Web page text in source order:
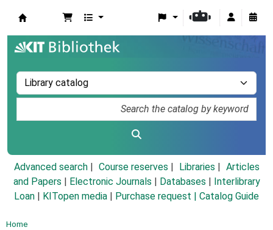
Advanced search Course reserves Libraries
Articles
and Papers
Electronic Journals Databases
Interlibrary
Loan
KITopen media Purchase request | Catalog Guide
Home